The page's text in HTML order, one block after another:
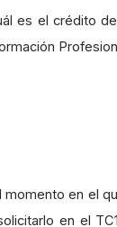
es el crédito
momento en el
en el